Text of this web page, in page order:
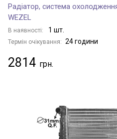
Радіатор, система
WEZEL
В наявності: 1 шт.
Термін очікування: 24 години
2814